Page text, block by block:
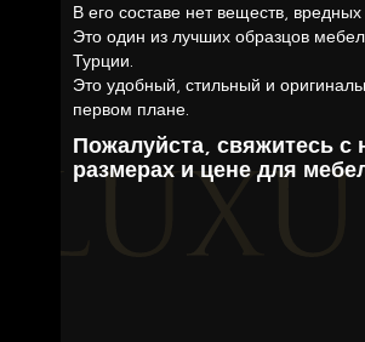
В его составе нет веществ,
Это один из лучших образцов
Турции.
Это удобный, стильный и
первом плане.
Пожалуйста, свяжитесь
размерах и цене для